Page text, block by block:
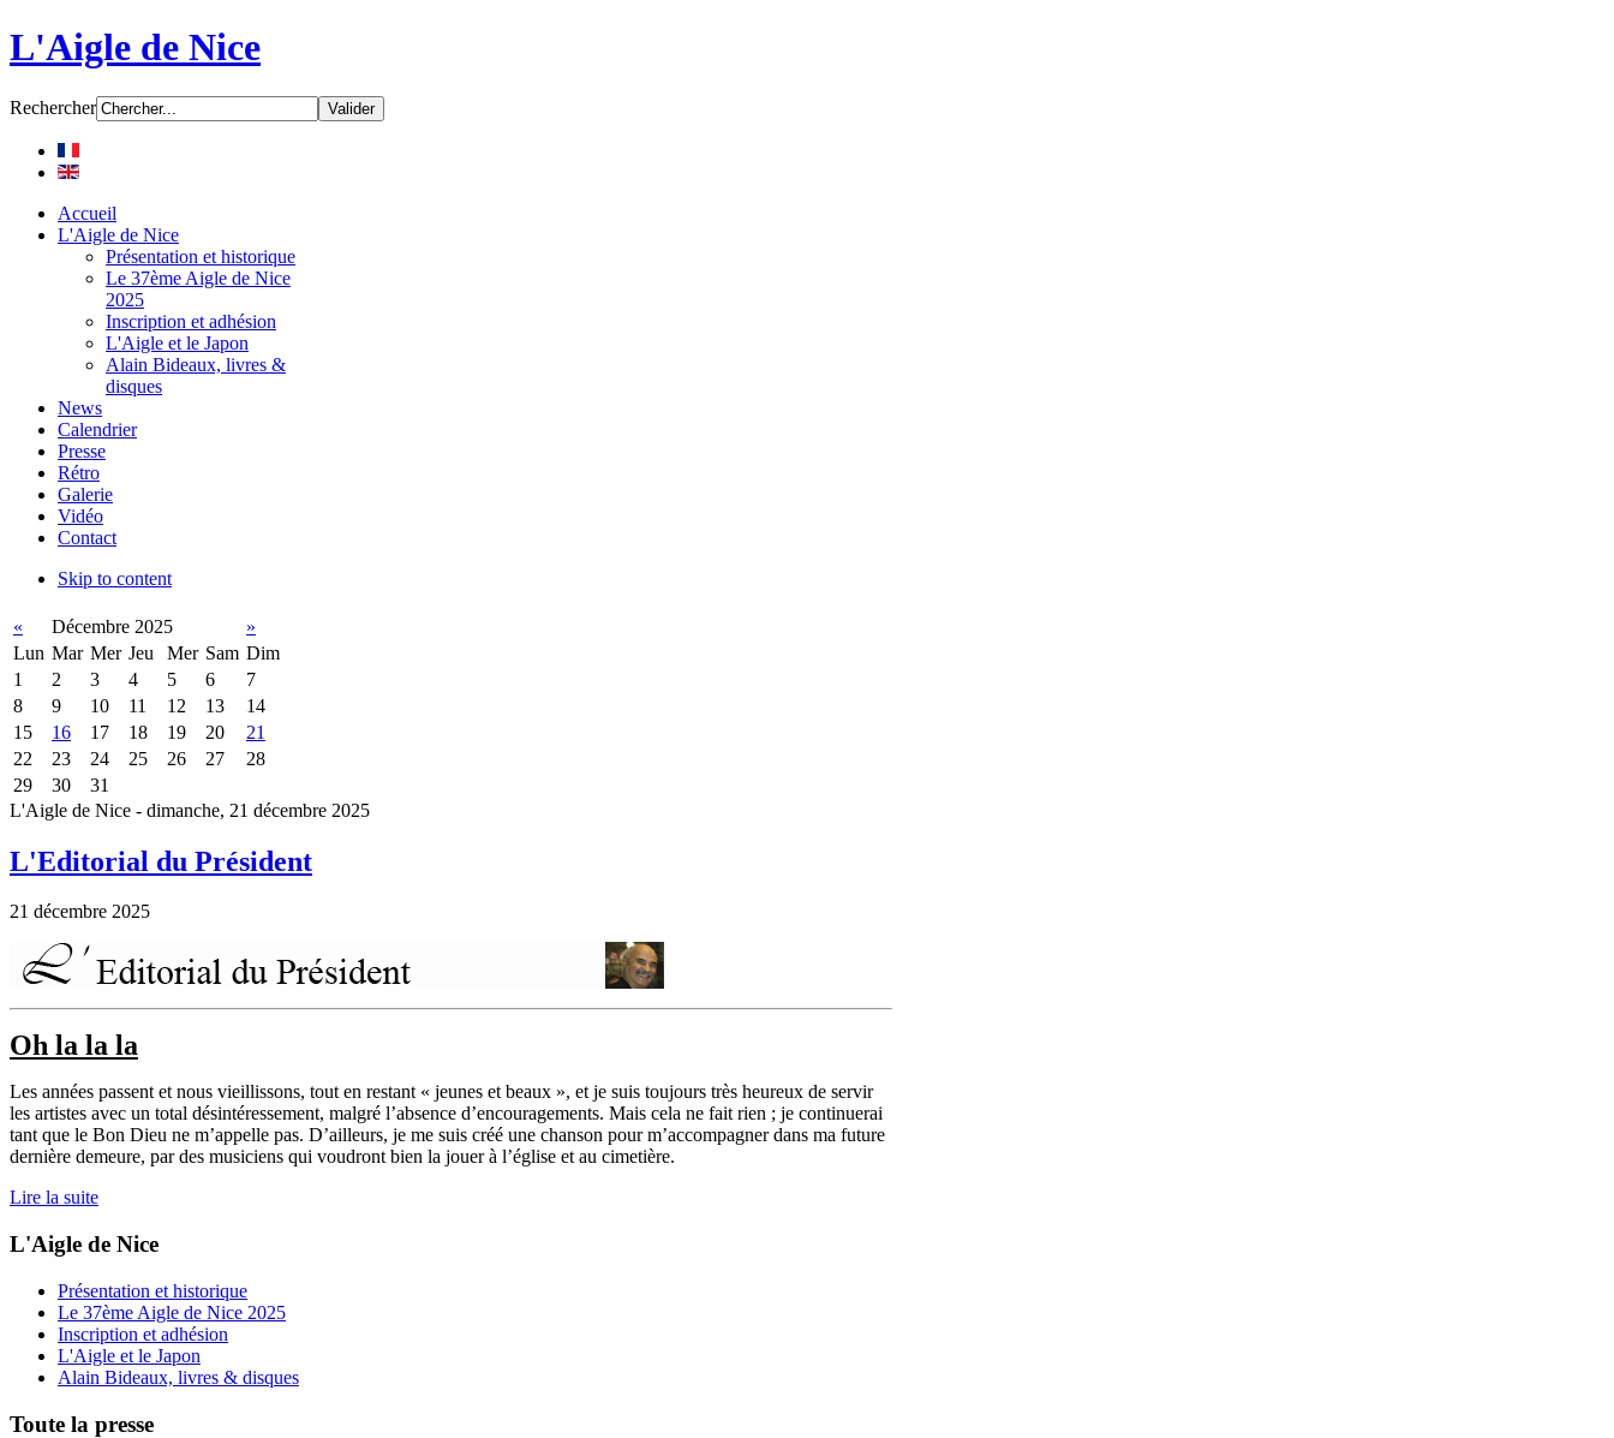
L'Aigle de Nice
Rechercher
Accueil
L'Aigle de Nice
Présentation et historique
Le 37ème Aigle de Nice
2025
Inscription et adhésion
L'Aigle et le Japon
Alain Bideaux, livres &
disques
News
Calendrier
Presse
Rétro
Galerie
Vidéo
Contact
Skip to content
« Décembre 2025
»
Lun Mar Mer Jeu Mer Sam Dim
1
2 3 4 5 6
7
8
9 10 11 12 13
14
15
16 17 18 19 20
21
22
23 24 25 26 27
28
29
30
31
L'Aigle de Nice - dimanche, 21 décembre 2025
L'Editorial du Président
21 décembre 2025
Oh la la la
Les années passent et nous vieillissons, tout en restant « jeunes et beaux », et je suis toujours très heureux de servir
les artistes avec un total désintéressement, malgré l’absence d’encouragements. Mais cela ne fait rien ; je continuerai
tant que le Bon Dieu ne m’appelle pas. D’ailleurs, je me suis créé une chanson pour m’accompagner dans ma future
dernière demeure, par des musiciens qui voudront bien la jouer à l’église et au cimetière.
Lire la suite
L'Aigle de Nice
Présentation et historique
Le 37ème Aigle de Nice 2025
Inscription et adhésion
L'Aigle et le Japon
Alain Bideaux, livres & disques
Toute la presse